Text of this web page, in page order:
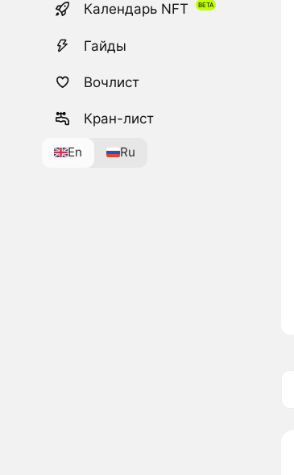
Календарь NFT
Гайды
Вочлист
Кран-лист
En Ru